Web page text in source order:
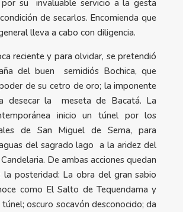
por su invaluable servicio a la gesta
de secarlos. Encomienda que
lleva a cabo con diligencia.
reciente y para olvidar, se pretendió
del buen semidiós Bochica, que
de su cetro de oro; la imponente
desecar la meseta de Bacatá. La
inicio un túnel por los
de San Miguel de Sema, para
del sagrado lago a la aridez del
De ambas acciones quedan
la posteridad: La obra del gran sabio
como El Salto de Tequendama y
oscuro socavón desconocido; da